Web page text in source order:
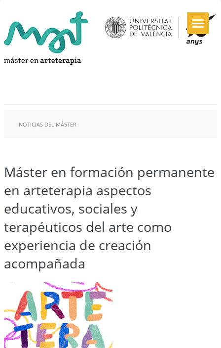
NOTICIAS DEL MÁSTER
Máster en formación permanente
en arteterapia aspectos
educativos, sociales y
terapéuticos del arte como
experiencia de creación
acompañada